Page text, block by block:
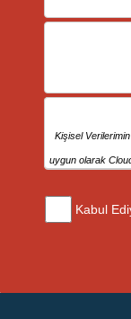
Kişisel
uygun olarak
üreticilerden ürün
Kabul